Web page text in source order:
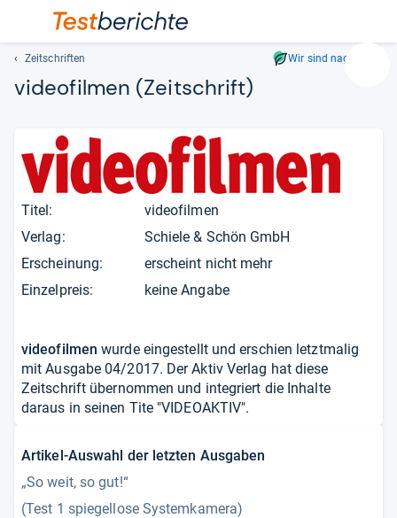
den
Zeitschriften Wir sind nachhaltig
videofilmen (Zeitschrift)
Titel:
Verlag:
Erscheinung:
Einzelpreis:
videofilmen
Schiele & Schön GmbH
erscheint nicht mehr
keine Angabe
videofilmen wurde eingestellt und erschien letztmalig
mit Ausgabe 04/2017. Der Aktiv Verlag hat diese
Zeitschrift übernommen und integriert die Inhalte
daraus in seinen Tite "VIDEOAKTIV".
Artikel-Auswahl der letzten Ausgaben
„So weit, so gut!“
(Test 1 spiegellose Systemkamera)